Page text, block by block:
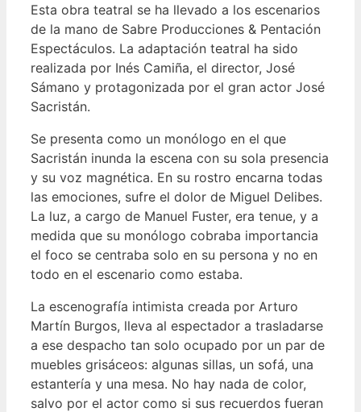
Esta obra teatral se ha llevado a los escenarios
de la mano de Sabre Producciones & Pentación
Espectáculos. La adaptación teatral ha sido
realizada por Inés Camiña, el director, José
Sámano y protagonizada por el gran actor José
Sacristán.
Se presenta como un monólogo en el que
Sacristán inunda la escena con su sola presencia
y su voz magnética. En su rostro encarna todas
las emociones, sufre el dolor de Miguel Delibes.
La luz, a cargo de Manuel Fuster, era tenue, y a
medida que su monólogo cobraba importancia
el foco se centraba solo en su persona y no en
todo en el escenario como estaba.
La escenografía intimista creada por Arturo
Martín Burgos, lleva al espectador a trasladarse
a ese despacho tan solo ocupado por un par de
muebles grisáceos: algunas sillas, un sofá, una
estantería y una mesa. No hay nada de color,
salvo por el actor como si sus recuerdos fueran